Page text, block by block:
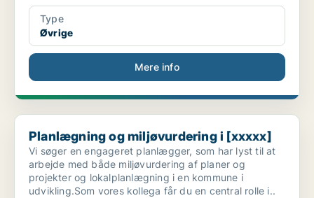
Type
Øvrige
Mere info
Planlægning og miljøvurdering i [xxxxx]
Planlægning og miljøvurdering i [xxxxx]
Vi søger en engageret planlægger, som har lyst til at
arbejde med både miljøvurdering af planer og
projekter og lokalplanlægning i en kommune i
udvikling.Som vores kollega får du en central rolle i..